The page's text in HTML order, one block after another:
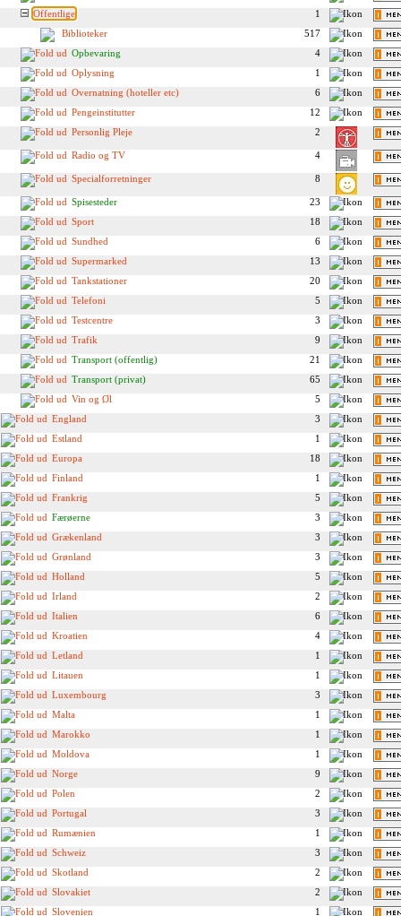
Offentlige
1
Biblioteker
517
Opbevaring
4
Oplysning
1
Overnatning (hoteller etc)
6
Pengeinstitutter
12
Personlig Pleje
2
Radio og TV 4
Specialforretninger 8
Spisesteder
23
Sport
18
Sundhed
6
Supermarked
13
Tankstationer
20
Telefoni
5
Testcentre
3
Trafik
9
Transport (offentlig)
21
Transport (privat)
65
Vin og Øl
5
England
3
Estland
1
Europa
18
Finland
1
Frankrig
5
Færøerne
3
Grækenland
3
Grønland
3
Holland
5
Irland
2
Italien
6
Kroatien
4
Letland
1
Litauen
1
Luxembourg
3
Malta
1
Marokko
1
Moldova
1
Norge
9
Polen
2
Portugal
3
Rumænien
1
Schweiz
3
Skotland
2
Slovakiet
2
Slovenien
1